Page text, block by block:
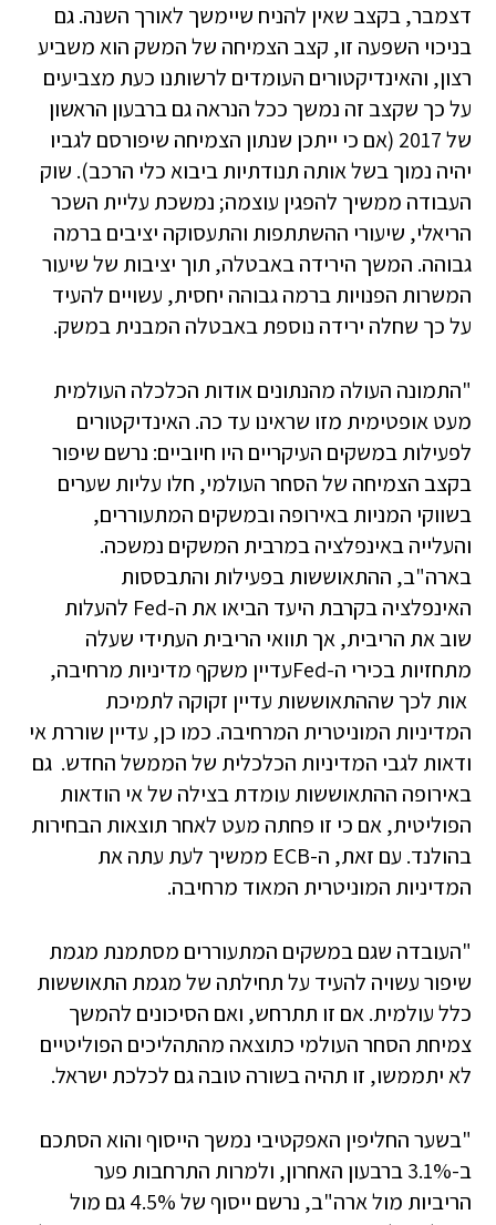
דצמבר, בקצב שאין להניח שיימשך לאורך השנה. גם
בניכוי השפעה זו, קצב הצמיחה של המשק הוא משביע
רצון, והאינדיקטורים העומדים לרשותנו כעת מצביעים
על כך שקצב זה נמשך ככל הנראה גם ברבעון הראשון
של 2017 (אם כי ייתכן שנתון הצמיחה שיפורסם לגביו
יהיה נמוך בשל אותה תנודתיות ביבוא כלי הרכב). שוק
העבודה ממשיך להפגין עוצמה; נמשכת עליית השכר
הריאלי, שיעורי ההשתתפות והתעסוקה יציבים ברמה
גבוהה. המשך הירידה באבטלה, תוך יציבות של שיעור
המשרות הפנויות ברמה גבוהה יחסית, עשויים להעיד
על כך שחלה ירידה נוספת באבטלה המבנית במשק.
"התמונה העולה מהנתונים אודות הכלכלה העולמית
מעט אופטימית מזו שראינו עד כה. האינדיקטורים
לפעילות במשקים העיקריים היו חיוביים: נרשם שיפור
בקצב הצמיחה של הסחר העולמי, חלו עליות שערים
בשווקי המניות באירופה ובמשקים המתעוררים,
והעלייה באינפלציה במרבית המשקים נמשכה.
בארה"ב, ההתאוששות בפעילות והתבססות
האינפלציה בקרבת היעד הביאו את ה-Fed להעלות
שוב את הריבית, אך תוואי הריבית העתידי שעלה
מתחזיות בכירי ה-Fedעדיין משקף מדיניות מרחיבה,
אות לכך שההתאוששות עדיין זקוקה לתמיכת
המדיניות המוניטרית המרחיבה. כמו כן, עדיין שוררת אי
ודאות לגבי המדיניות הכלכלית של הממשל החדש. גם
באירופה ההתאוששות עומדת בצילה של אי הודאות
הפוליטית, אם כי זו פחתה מעט לאחר תוצאות הבחירות
בהולנד. עם זאת, ה-ECB ממשיך לעת עתה את
המדיניות המוניטרית המאוד מרחיבה.
"העובדה שגם במשקים המתעוררים מסתמנת מגמת
שיפור עשויה להעיד על תחילתה של מגמת התאוששות
כלל עולמית. אם זו תתרחש, ואם הסיכונים להמשך
צמיחת הסחר העולמי כתוצאה מהתהליכים הפוליטיים
לא יתממשו, זו תהיה בשורה טובה גם לכלכת ישראל.
"בשער החליפין האפקטיבי נמשך הייסוף והוא הסתכם
ב-3.1% ברבעון האחרון, ולמרות התרחבות פער
הריביות מול ארה"ב, נרשם ייסוף של 4.5% גם מול